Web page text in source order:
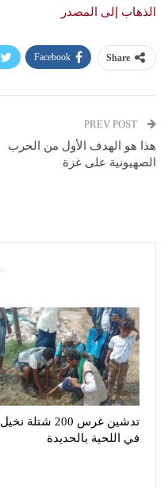
الذهاب إلى المصدر
Share
Facebook
هذا هو الهدف الأول من الحرب
الصهيونية على غزة
تدشين غرس 200 شتلة نخيل
في اللحية بالحديدة